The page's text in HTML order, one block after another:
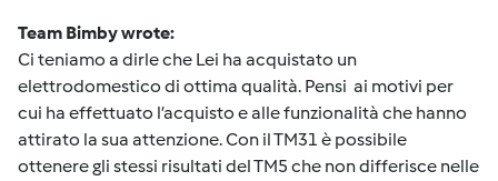
Team Bimby wrote:
Ci teniamo a dirle che Lei ha acquistato un
elettrodomestico di ottima qualità. Pensi ai motivi per
cui ha effettuato l’acquisto e alle funzionalità che hanno
attirato la sua attenzione. Con il TM31 è possibile
ottenere gli stessi risultati del TM5 che non differisce nelle